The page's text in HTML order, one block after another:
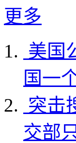
更多
美国
国一
突击
交部